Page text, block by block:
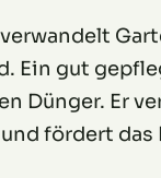
Ein gut
Dünger. Er
fördert das